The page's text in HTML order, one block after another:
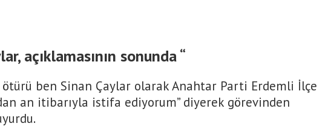
açıklamasının sonunda “
ben Sinan Çaylar olarak Anahtar Parti Erdemli İlçe
an itibarıyla istifa ediyorum” diyerek görevinden